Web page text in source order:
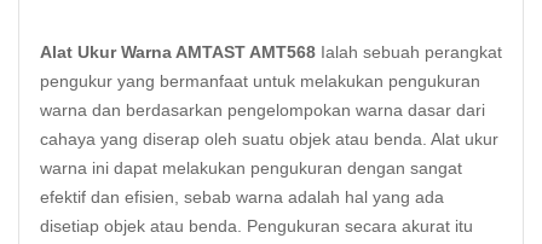
Alat Ukur Warna AMTAST AMT568 Ialah sebuah perangkat
pengukur yang bermanfaat untuk melakukan pengukuran
warna dan berdasarkan pengelompokan warna dasar dari
cahaya yang diserap oleh suatu objek atau benda. Alat ukur
warna ini dapat melakukan pengukuran dengan sangat
efektif dan efisien, sebab warna adalah hal yang ada
disetiap objek atau benda. Pengukuran secara akurat itu